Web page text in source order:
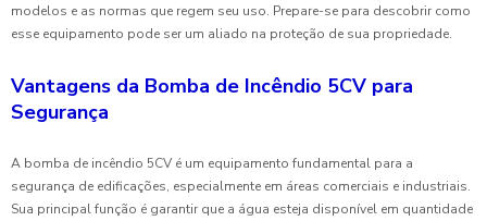
modelos e as normas que regem seu uso. Prepare-se para descobrir como
esse equipamento pode ser um aliado na proteção de sua propriedade.
Vantagens da Bomba de Incêndio 5CV para
Segurança
A bomba de incêndio 5CV é um equipamento fundamental para a
segurança de edificações, especialmente em áreas comerciais e industriais.
Sua principal função é garantir que a água esteja disponível em quantidade